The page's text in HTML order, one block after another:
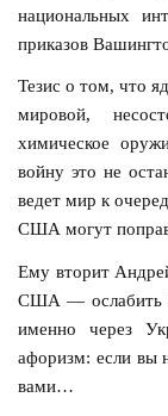
национальных
приказов
Тезис о том, что
мировой,
химическое
войну это не
ведет мир к
США могут
Ему вторит
США — ослабить
именно через
афоризм: если вы
вами…